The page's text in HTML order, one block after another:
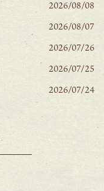
2026/08/08
2026/08/07
2026/07/26
2026/07/25
2026/07/24